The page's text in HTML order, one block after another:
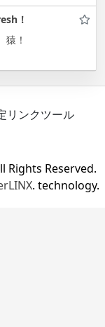
！
！
リンクツール
Rights Reserved.
. technology.